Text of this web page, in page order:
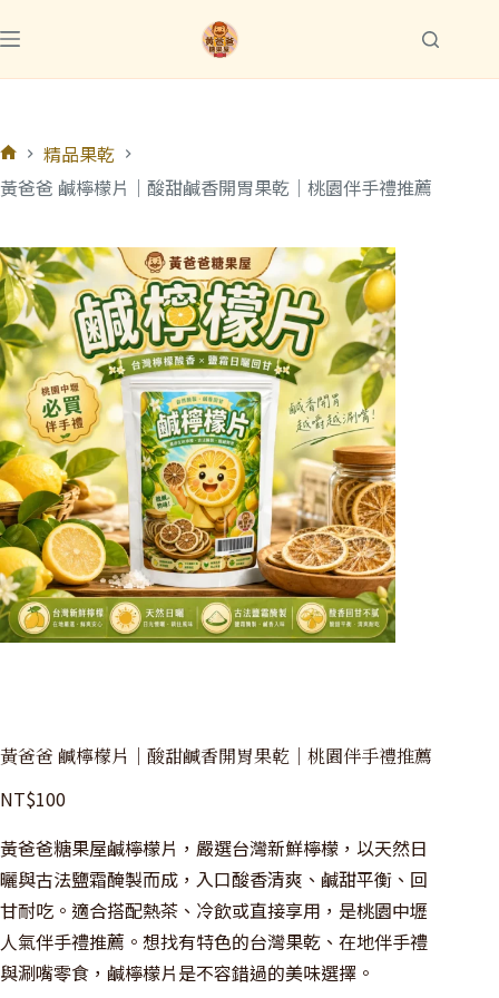
精品果乾
黃爸爸 鹹檸檬片｜酸甜鹹香開胃果乾｜桃園伴手禮推薦
黃爸爸 鹹檸檬片｜酸甜鹹香開胃果乾｜桃園伴手禮推薦
NT$100
黃爸爸糖果屋鹹檸檬片，嚴選台灣新鮮檸檬，以天然日
曬與古法鹽霜醃製而成，入口酸香清爽、鹹甜平衡、回
甘耐吃。適合搭配熱茶、冷飲或直接享用，是桃園中壢
人氣伴手禮推薦。想找有特色的台灣果乾、在地伴手禮
與涮嘴零食，鹹檸檬片是不容錯過的美味選擇。